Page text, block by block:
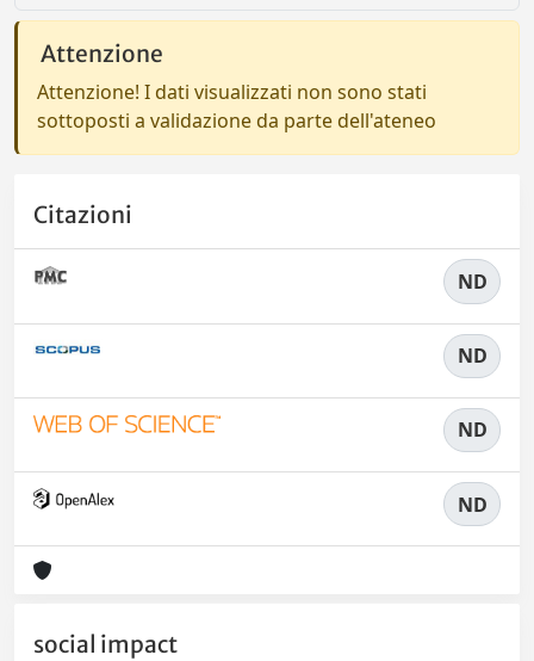
Attenzione
Attenzione! I dati visualizzati non sono stati
sottoposti a validazione da parte dell'ateneo
Citazioni
ND
ND
ND
ND
social impact